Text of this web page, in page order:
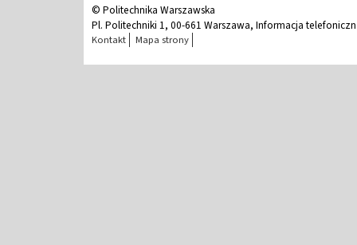
© Politechnika Warszawska
Pl. Politechniki 1, 00-661 Warszawa, Informacja
Kontakt Mapa strony